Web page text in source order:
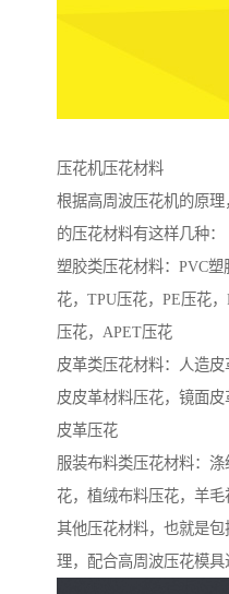
压花机压花材料
根据高周波压花机的原
的压花材料有这样几种：
塑胶类压花材料：PVC
花，TPU压花，PE压花
压花，APET压花
皮革类压花材料：人造
皮皮革材料压花，镜面
皮革压花
服装布料类压花材料：
花，植绒布料压花，羊
其他压花材料，也就是
理，配合高周波压花模